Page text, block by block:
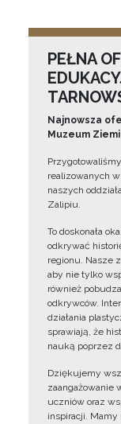
PEŁNA
Najnowsza
Muzeum
realizowanych
naszych
Zalipiu.
To doskonała
odkrywać
regionu. Nasze
aby nie tylko
również
odkrywców.
działania
sprawiają, że
nauką poprzez
Dziękujemy
zaangażowanie
uczniów oraz
inspiracji.